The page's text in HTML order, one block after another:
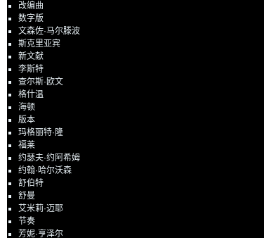
改编曲
数字版
文森佐·马尔滕波
斯克里亚宾
新文献
李斯特
查尔斯·欧文
格什温
海顿
版本
玛格丽特·隆
福莱
约瑟夫·约阿希姆
约翰·哈尔沃森
舒伯特
舒曼
艾米莉·迈耶
节奏
芳妮·亨泽尔